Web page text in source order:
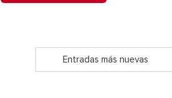
Entradas más nuevas